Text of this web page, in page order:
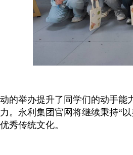
的举办提升了同学们的动手
。永利集团官网将继续秉持“
秀传统文化。